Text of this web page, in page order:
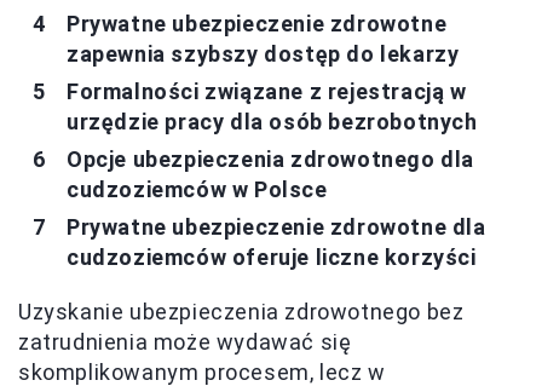
Prywatne ubezpieczenie zdrowotne
zapewnia szybszy dostęp do lekarzy
Formalności związane z rejestracją w
urzędzie pracy dla osób bezrobotnych
Opcje ubezpieczenia zdrowotnego dla
cudzoziemców w Polsce
Prywatne ubezpieczenie zdrowotne dla
cudzoziemców oferuje liczne korzyści
Uzyskanie ubezpieczenia zdrowotnego bez
zatrudnienia może wydawać się
skomplikowanym procesem, lecz w